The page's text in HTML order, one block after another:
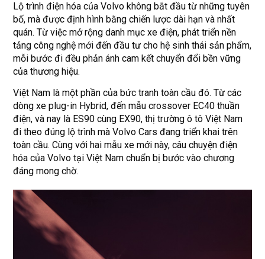
Lộ trình điện hóa của Volvo không bắt đầu từ những tuyên
bố, mà được định hình bằng chiến lược dài hạn và nhất
quán. Từ việc mở rộng danh mục xe điện, phát triển nền
tảng công nghệ mới đến đầu tư cho hệ sinh thái sản phẩm,
mỗi bước đi đều phản ánh cam kết chuyển đổi bền vững
của thương hiệu.
Việt Nam là một phần của bức tranh toàn cầu đó. Từ các
dòng xe plug-in Hybrid, đến mẫu crossover EC40 thuần
điện, và nay là ES90 cùng EX90, thị trường ô tô Việt Nam
đi theo đúng lộ trình mà Volvo Cars đang triển khai trên
toàn cầu. Cùng với hai mẫu xe mới này, câu chuyện điện
hóa của Volvo tại Việt Nam chuẩn bị bước vào chương
đáng mong chờ.